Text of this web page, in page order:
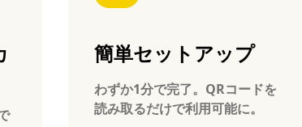
簡単セットアップ
わずか1分で完了。QRコードを
読み取るだけで利用可能に。